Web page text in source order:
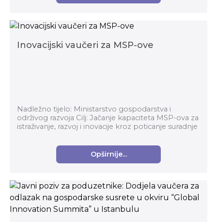
Inovacijski vaučeri za MSP-ove
Nadležno tijelo: Ministarstvo gospodarstva i
održivog razvoja Cilj: Jačanje kapaciteta MSP-ova za
istraživanje, razvoj i inovacije kroz poticanje suradnje
Opširnije...